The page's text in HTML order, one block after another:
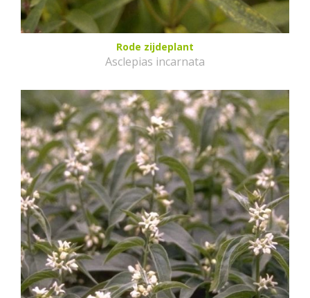
Rode zijdeplant
Asclepias incarnata